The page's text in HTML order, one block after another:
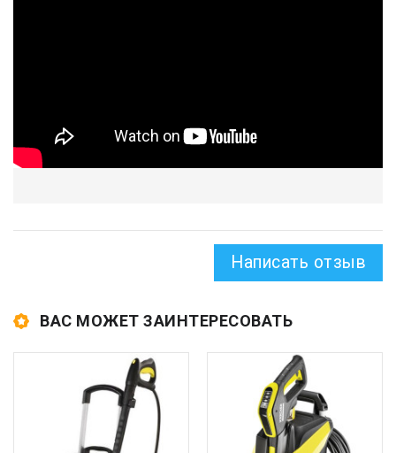
Написать отзыв
ВАС МОЖЕТ ЗАИНТЕРЕСОВАТЬ